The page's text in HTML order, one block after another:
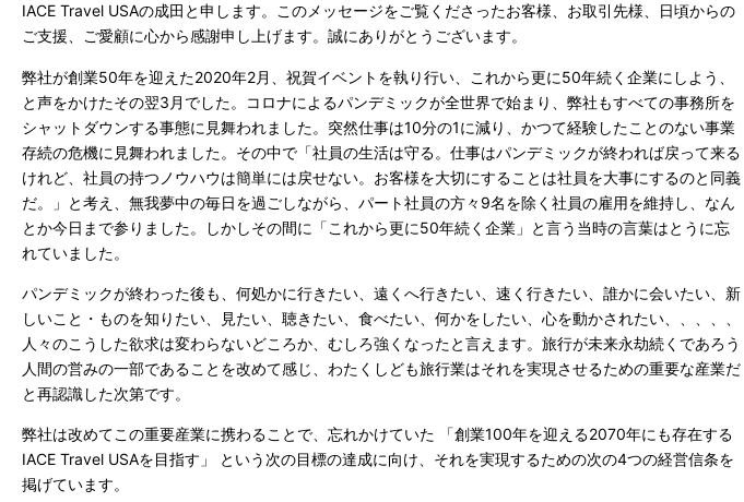
IACE Travel USAの成田と申します。このメッセージをご覧くださったお客様、お取引先様、日頃からの
ご支援、ご愛顧に心から感謝申し上げます。誠にありがとうございます。
弊社が創業50年を迎えた2020年2月、祝賀イベントを執り行い、これから更に50年続く企業にしよう、
と声をかけたその翌3月でした。コロナによるパンデミックが全世界で始まり、弊社もすべての事務所を
シャットダウンする事態に見舞われました。突然仕事は10分の1に減り、かつて経験したことのない事業
存続の危機に見舞われました。その中で「社員の生活は守る。仕事はパンデミックが終われば戻って来る
けれど、社員の持つノウハウは簡単には戻せない。お客様を大切にすることは社員を大事にするのと同義
だ。」と考え、無我夢中の毎日を過ごしながら、パート社員の方々9名を除く社員の雇用を維持し、なん
とか今日まで参りました。しかしその間に「これから更に50年続く企業」と言う当時の言葉はとうに忘
れていました。
パンデミックが終わった後も、何処かに行きたい、遠くへ行きたい、速く行きたい、誰かに会いたい、新
しいこと・ものを知りたい、見たい、聴きたい、食べたい、何かをしたい、心を動かされたい、、、、、
人々のこうした欲求は変わらないどころか、むしろ強くなったと言えます。旅行が未来永劫続くであろう
人間の営みの一部であることを改めて感じ、わたくしども旅行業はそれを実現させるための重要な産業だ
と再認識した次第です。
弊社は改めてこの重要産業に携わることで、忘れかけていた 「創業100年を迎える2070年にも存在する
IACE Travel USAを目指す」 という次の目標の達成に向け、それを実現するための次の4つの経営信条を
掲げています。